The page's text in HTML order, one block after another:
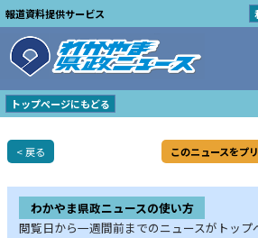
報道資料提供サービス
トップページにもどる
< 戻る このニュースをプ
わかやま県政ニュースの使い方
閲覧日から一週間前までのニュースがトップ